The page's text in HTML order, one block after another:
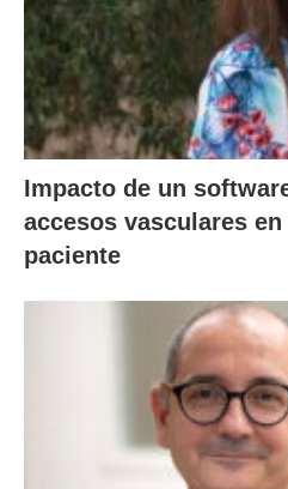
Impacto de un
accesos vasculares
paciente